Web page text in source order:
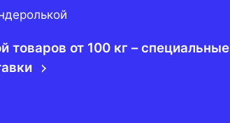
товаров от 100 кг – специальные